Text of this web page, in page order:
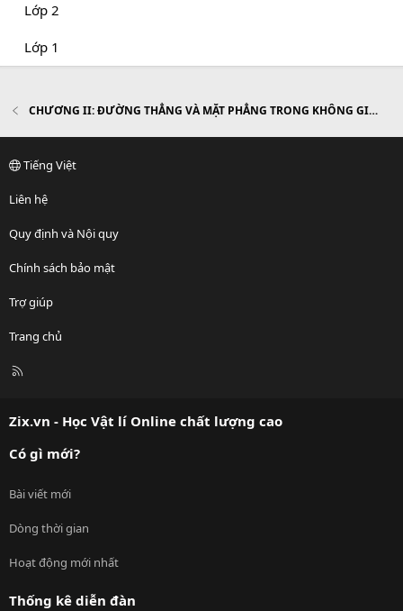
Lớp 2
Lớp 1
CHƯƠNG II: ĐƯỜNG THẲNG VÀ MẶT PHẲNG TRONG KHÔNG GIAN. QUAN HỆ SONG SONG
Tiếng Việt
Liên hệ
Quy định và Nội quy
Chính sách bảo mật
Trợ giúp
Trang chủ
R
Zix.vn - Học Vật lí Online chất lượng cao
Có gì mới?
Bài viết mới
Dòng thời gian
Hoạt động mới nhất
Thống kê diễn đàn